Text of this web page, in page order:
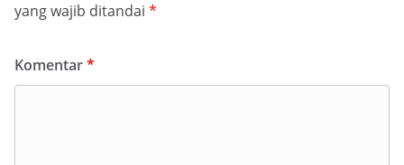
yang wajib ditandai *
Komentar*